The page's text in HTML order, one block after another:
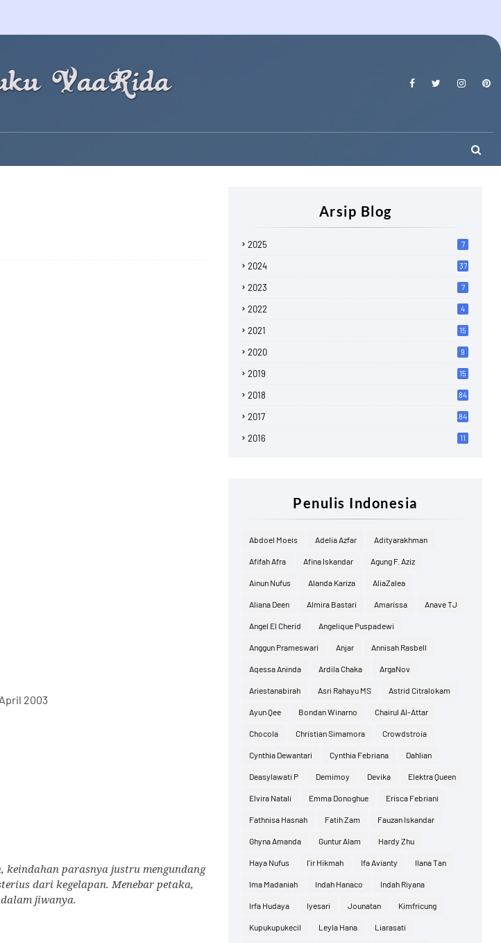
2003
keindahan parasnya justru mengundang
dari kegelapan. Menebar petaka,
jiwanya.
Arsip Blog
2025 7
2024 37
2023 7
2022 4
2021 15
2020 9
2019 15
2018 84
2017 84
2016 11
Penulis Indonesia
Abdoel Moeis Adelia Azfar Adityarakhman
Afifah Afra Afina Iskandar Agung F. Aziz
Ainun Nufus Alanda Kariza AliaZalea
Aliana Deen Almira Bastari Amarissa Anave TJ
Angel El Cherid Angelique Puspadewi
Anggun Prameswari Anjar Annisah Rasbell
Aqessa Aninda Ardila Chaka ArgaNov
Ariestanabirah Asri Rahayu MS Astrid Citralokam
Ayun Qee Bondan Winarno Chairul Al-Attar
Chocola Christian Simamora Crowdstroia
Cynthia Dewantari Cynthia Febriana Dahlian
Deasylawati P Demimoy Devika Elektra Queen
Elvira Natali Emma Donoghue Erisca Febriani
Fathnisa Hasnah Fatih Zam Fauzan Iskandar
Ghyna Amanda Guntur Alam Hardy Zhu
Haya Nufus I'ir Hikmah Ifa Avianty Ilana Tan
Ima Madaniah Indah Hanaco Indah Riyana
Irfa Hudaya Iyesari Jounatan Kimfricung
Kupukupukecil Leyla Hana Liarasati